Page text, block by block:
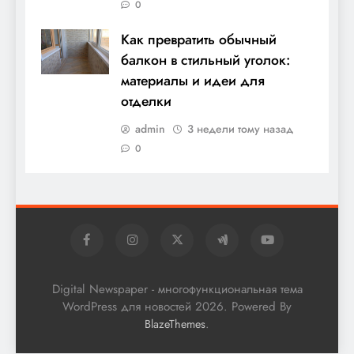
0
Как превратить обычный
балкон в стильный уголок:
материалы и идеи для
отделки
admin 3 недели тому назад
0
Digital Newspaper - многофункциональная тема
WordPress для новостей 2026. Powered By
BlazeThemes.